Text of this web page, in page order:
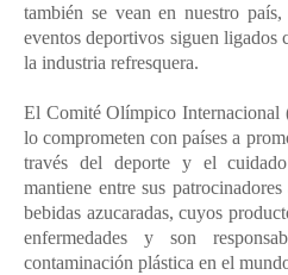
también se vean en nuestro
eventos deportivos siguen ligados
la industria refresquera.
El Comité Olímpico Internacional
lo comprometen con países a
través del deporte y el
mantiene entre sus
bebidas azucaradas, cuyos
enfermedades y son
contaminación plástica en el